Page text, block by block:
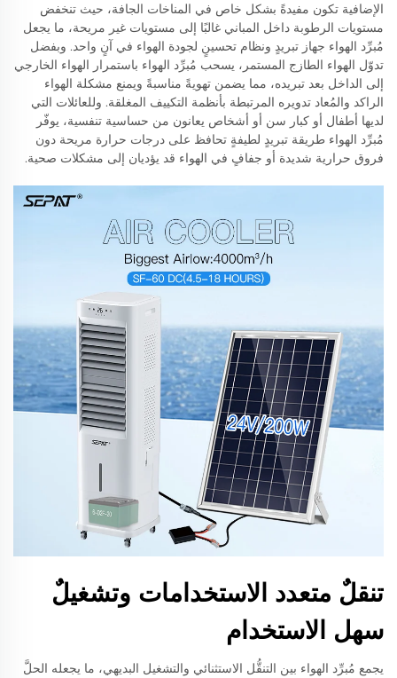
الإضافية تكون مفيدةً بشكل خاص في المناخات الجافة، حيث تنخفض
مستويات الرطوبة داخل المباني غالبًا إلى مستويات غير مريحة، ما يجعل
مُبرِّد الهواء جهاز تبريدٍ ونظام تحسينٍ لجودة الهواء في آنٍ واحد. وبفضل
تدوّل الهواء الطازج المستمر، يسحب مُبرِّد الهواء باستمرار الهواء الخارجي
إلى الداخل بعد تبريده، مما يضمن تهويةً مناسبةً ويمنع مشكلة الهواء
الراكد والمُعاد تدويره المرتبطة بأنظمة التكييف المغلقة. وللعائلات التي
لديها أطفال أو كبار سن أو أشخاص يعانون من حساسية تنفسية، يوفّر
مُبرِّد الهواء طريقة تبريدٍ لطيفةٍ تحافظ على درجات حرارة مريحة دون
فروق حرارية شديدة أو جفافٍ في الهواء قد يؤديان إلى مشكلات صحية.
تنقلٌ متعدد الاستخدامات وتشغيلٌ
سهل الاستخدام
يجمع مُبرِّد الهواء بين التنقُّل الاستثنائي والتشغيل البديهي، ما يجعله الحلَّ